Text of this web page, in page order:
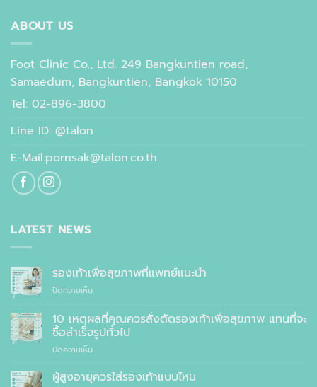
ABOUT US
Foot Clinic Co., Ltd. 249 Bangkuntien road,
Samaedum, Bangkuntien, Bangkok 10150
Tel: 02-896-3800
Line ID: @talon
E-Mail:pornsak@talon.co.th
LATEST NEWS
รองเท้าเพื่อสุขภาพที่แพทย์แนะนำ
ปิดความเห็นบน
เพื่อ
สุขภาพ
ที่
แพทย์
10 เหตุผลที่คุณควรสั่งตัดรองเท้าเพื่อสุขภาพ แทนที่จะ
ซื้อสำเร็จรูปทั่วไป
ปิดความเห็นบน
เหตุผล
ผู้สูงอายุควรใส่รองเท้าแบบไหน